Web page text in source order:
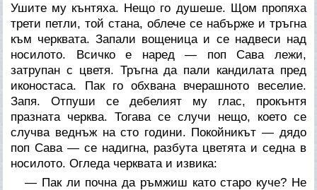
Ушите му кънтяха. Нещо го душеше. Щом пропяха
трети петли, той стана, облече се набърже и тръгна
към черквата. Запали вощеница и се надвеси над
носилото. Всичко е наред — поп Сава лежи,
затрупан с цветя. Тръгна да пали кандилата пред
иконостаса. Пак го обхвана вчерашното веселие.
Запя. Отпуши се дебелият му глас, прокънтя
празната черква. Тогава се случи нещо, което се
случва веднъж на сто години. Покойникът — дядо
поп Сава — се надигна, разбута цветята и седна в
носилото. Огледа черквата и извика:
— Пак ли почна да ръмжиш като старо куче? Не